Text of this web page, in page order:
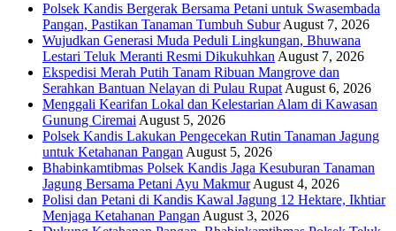
Polsek Kandis Bergerak Bersama Petani untuk Swasembada
Pangan, Pastikan Tanaman Tumbuh Subur August 7, 2026
Wujudkan Generasi Muda Peduli Lingkungan, Bhuwana
Lestari Teluk Meranti Resmi Dikukuhkan August 7, 2026
Ekspedisi Merah Putih Tanam Ribuan Mangrove dan
Serahkan Bantuan Nelayan di Pulau Rupat August 6, 2026
Menggali Kearifan Lokal dan Kelestarian Alam di Kawasan
Gunung Ciremai August 5, 2026
Polsek Kandis Lakukan Pengecekan Rutin Tanaman Jagung
untuk Ketahanan Pangan August 5, 2026
Bhabinkamtibmas Polsek Kandis Jaga Kesuburan Tanaman
Jagung Bersama Petani Ayu Makmur August 4, 2026
Polisi dan Petani di Kandis Kawal Jagung 12 Hektare, Ikhtiar
Menjaga Ketahanan Pangan August 3, 2026